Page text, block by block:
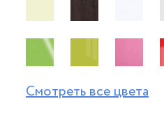
Смотреть все цвета